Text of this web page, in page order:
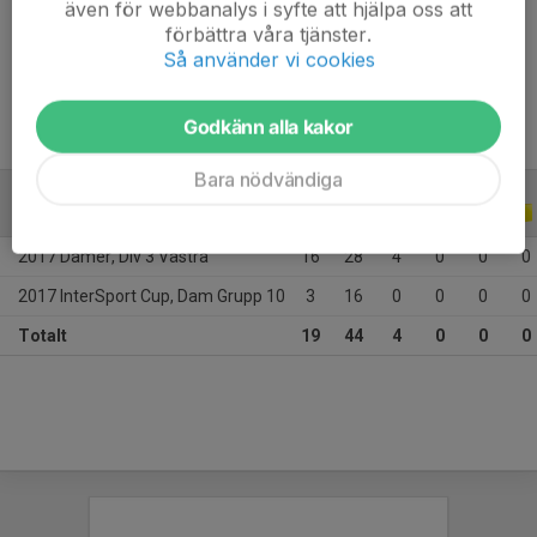
28 år
IK Rössö, VIF
2017 Damer, Div 3 Västra 16 28 4 0 0 0
2017 InterSport Cup, Dam Grupp 10 3 16 0 0 0 0
Totalt 19 44 4 0 0 0
även för webbanalys i syfte att hjälpa oss att
förbättra våra tjänster.
Så använder vi cookies
Godkänn alla kakor
Bara nödvändiga